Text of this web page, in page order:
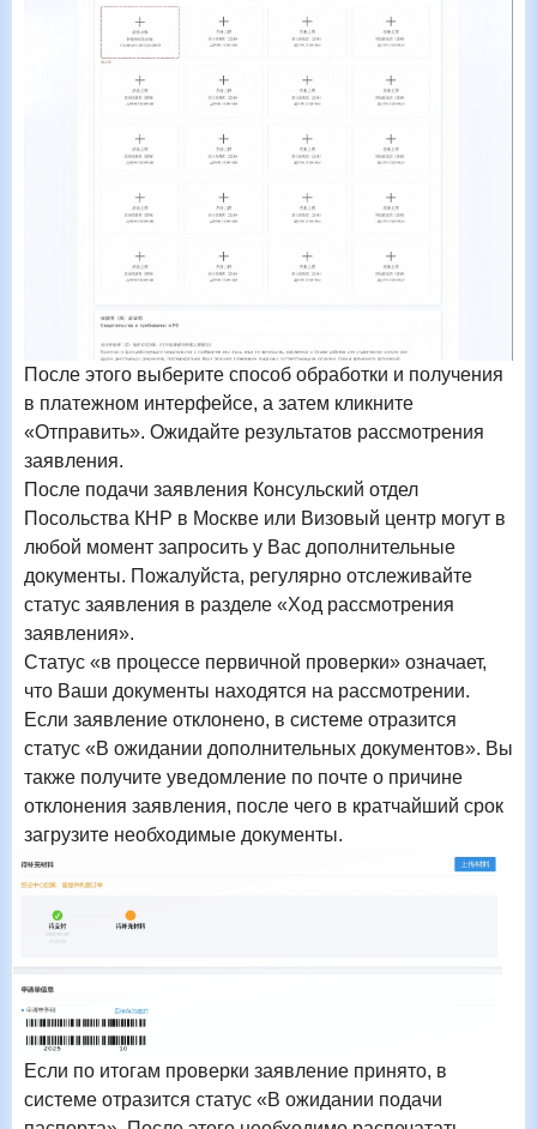
После этого выберите способ обработки и получения
в платежном интерфейсе, а затем кликните
«Отправить». Ожидайте результатов рассмотрения
заявления.
После подачи заявления Консульский отдел
Посольства КНР в Москве или Визовый центр могут в
любой момент запросить у Вас дополнительные
документы. Пожалуйста, регулярно отслеживайте
статус заявления в разделе «Ход рассмотрения
заявления».
Статус «в процессе первичной проверки» означает,
что Ваши документы находятся на рассмотрении.
Если заявление отклонено, в системе отразится
статус «В ожидании дополнительных документов». Вы
также получите уведомление по почте о причине
отклонения заявления, после чего в кратчайший срок
загрузите необходимые документы.
Если по итогам проверки заявление принято, в
системе отразится статус «В ожидании подачи